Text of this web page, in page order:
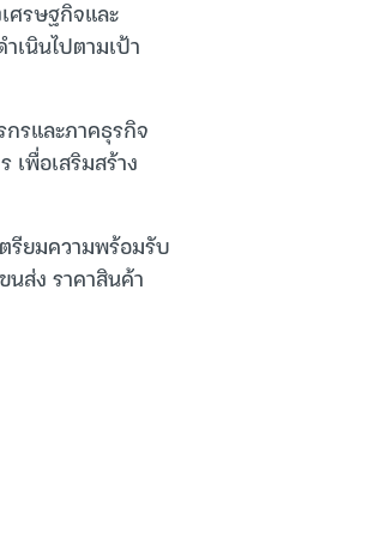
ศรษฐกิจและ
เนินไปตามเป้า
รและภาคธุรกิจ
เพื่อเสริมสร้าง
รียมความพร้อมรับ
ส่ง ราคาสินค้า